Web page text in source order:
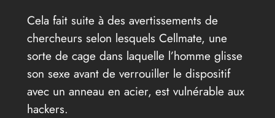
Cela fait suite à des avertissements de
chercheurs selon lesquels Cellmate, une
sorte de cage dans laquelle l’homme glisse
son sexe avant de verrouiller le dispositif
avec un anneau en acier, est vulnérable aux
hackers.